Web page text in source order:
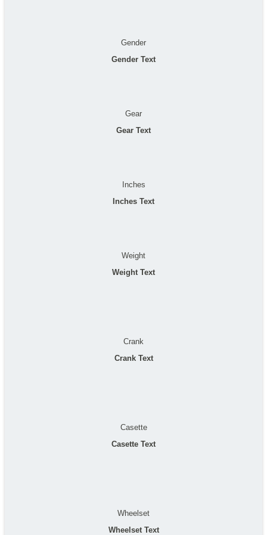
Gender
Gender Text
Gear
Gear Text
Inches
Inches Text
Weight
Weight Text
Crank
Crank Text
Casette
Casette Text
Wheelset
Wheelset Text